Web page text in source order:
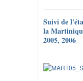
Suivi de
la
2005, 2006